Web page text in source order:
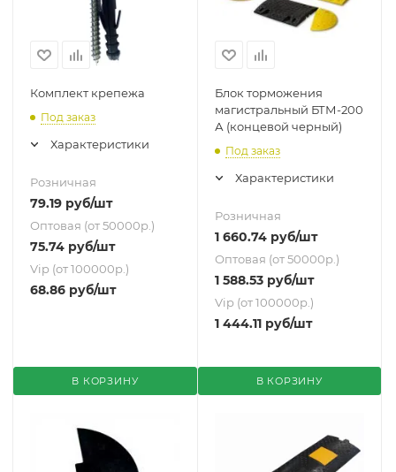
Комплект крепежа
Под заказ
Характеристики
Розничная
79.19 руб/шт
Оптовая (от 50000р.)
75.74 руб/шт
Vip (от 100000р.)
68.86 руб/шт
В КОРЗИНУ
Блок торможения
магистральный БТМ-200
А (концевой черный)
Под заказ
Характеристики
Розничная
1 660.74руб/шт
Оптовая (от 50000р.)
1 588.53руб/шт
Vip (от 100000р.)
1 444.11руб/шт
В КОРЗИНУ